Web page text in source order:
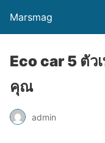
Marsmag
Eco car 5 ตัว
คุณ
admin